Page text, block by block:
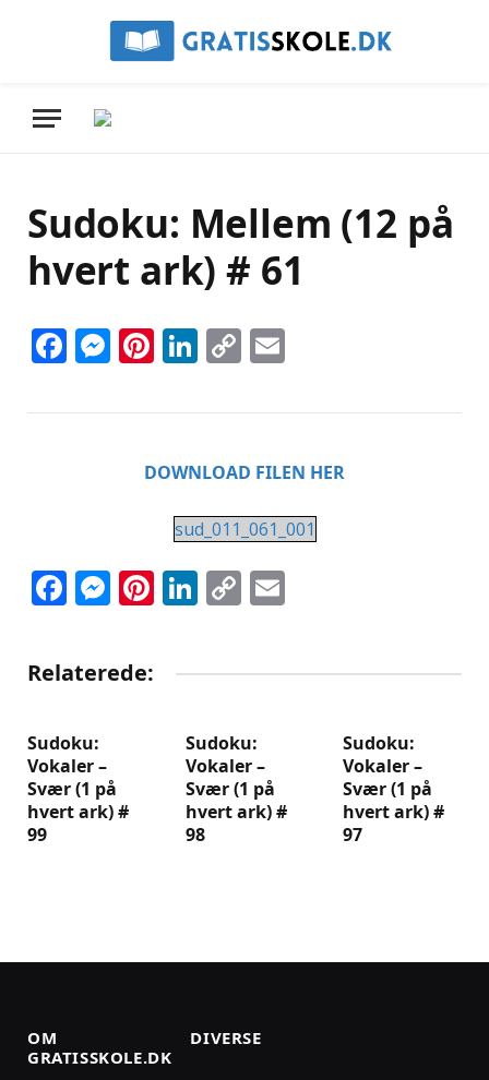
Sudoku: Mellem (12 på
hvert ark) # 61
Facebook
Messenger
Pinterest
LinkedIn
Copy
DOWNLOAD FILEN HER
sud_011_061_001
Facebook
Messenger
Pinterest
LinkedIn
Copy
Relaterede:
Sudoku:
Vokaler –
Svær (1 på
hvert ark) #
99
Sudoku:
Vokaler –
Svær (1 på
hvert ark) #
98
Sudoku:
Vokaler –
Svær (1 på
hvert ark) #
97
OM
GRATISSKOLE.DK
DIVERSE